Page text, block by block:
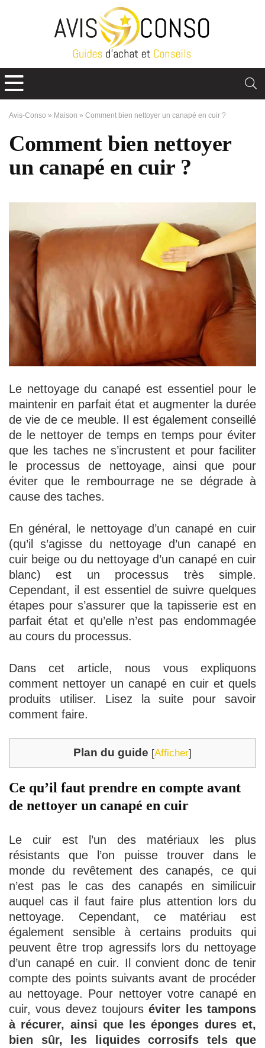
Avis-Conso » Maison » Comment bien nettoyer un canapé en cuir ?
Comment bien nettoyer
un canapé en cuir ?
Le nettoyage du canapé est essentiel pour le
maintenir en parfait état et augmenter la durée
de vie de ce meuble. Il est également conseillé
de le nettoyer de temps en temps pour éviter
que les taches ne s’incrustent et pour faciliter
le processus de nettoyage, ainsi que pour
éviter que le rembourrage ne se dégrade à
cause des taches.
En général, le nettoyage d’un canapé en cuir
(qu’il s’agisse du nettoyage d’un canapé en
cuir beige ou du nettoyage d’un canapé en cuir
blanc) est un processus très simple.
Cependant, il est essentiel de suivre quelques
étapes pour s’assurer que la tapisserie est en
parfait état et qu’elle n’est pas endommagée
au cours du processus.
Dans cet article, nous vous expliquons
comment nettoyer un canapé en cuir et quels
produits utiliser. Lisez la suite pour savoir
comment faire.
Plan du guide [Afficher]
Ce qu’il faut prendre en compte avant
de nettoyer un canapé en cuir
Le cuir est l’un des matériaux les plus
résistants que l’on puisse trouver dans le
monde du revêtement des canapés, ce qui
n’est pas le cas des canapés en similicuir
auquel cas il faut faire plus attention lors du
nettoyage. Cependant, ce matériau est
également sensible à certains produits qui
peuvent être trop agressifs lors du nettoyage
d’un canapé en cuir. Il convient donc de tenir
compte des points suivants avant de procéder
au nettoyage. Pour nettoyer votre canapé en
cuir, vous devez toujourséviter les tampons
à récurer, ainsi que les éponges dures et,
bien sûr, les liquides corrosifs tels que